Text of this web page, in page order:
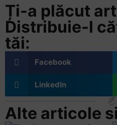
Ți-a plăcut
Distribuie-l
tăi:
Facebook
LinkedIn
Alte articole